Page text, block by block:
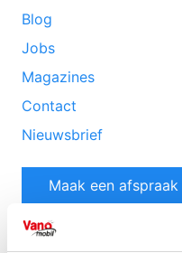
Blog
Jobs
Magazines
Contact
Nieuwsbrief
Maak een afspraak